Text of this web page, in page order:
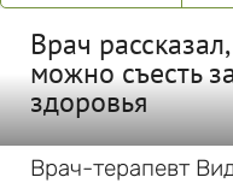
Врач
можно съесть
здоровья
Врач-терапевт